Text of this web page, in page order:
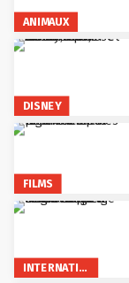
ANIMAUX
DISNEY
FILMS
INTERNATIONAL